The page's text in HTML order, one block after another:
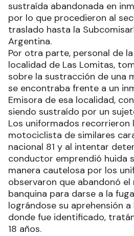
sustraída abandonada en
por lo que procedieron al
traslado hasta la
Argentina.
Por otra parte, personal de
localidad de Las Lomitas,
sobre la sustracción de una
se encontraba frente a un
Emisora de esa localidad,
siendo sustraído por un
Los uniformados recorrieron
motociclista de similares
nacional 81 y al intentar
conductor emprendió huida
manera cautelosa por los
observaron que abandonó
banquina para darse a la
lográndose su aprehensión
donde fue identificado,
18 años.